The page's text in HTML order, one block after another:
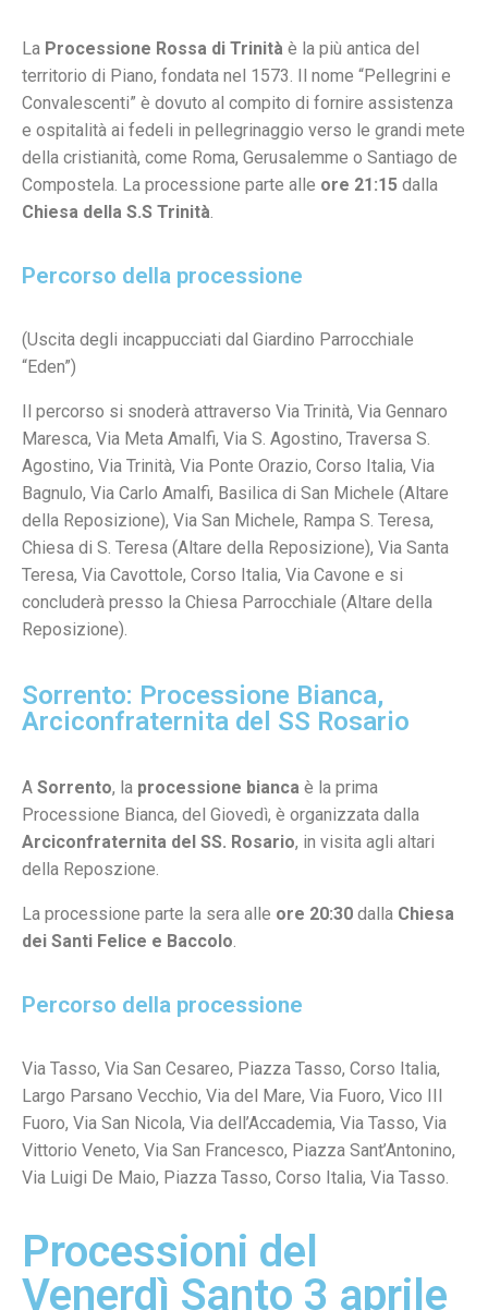
La Processione Rossa di Trinità è la più antica del
territorio di Piano, fondata nel 1573. Il nome “Pellegrini e
Convalescenti” è dovuto al compito di fornire assistenza
e ospitalità ai fedeli in pellegrinaggio verso le grandi mete
della cristianità, come Roma, Gerusalemme o Santiago de
Compostela. La processione parte alle ore 21:15 dalla
Chiesa della S.S Trinità.
Percorso della processione
(Uscita degli incappucciati dal Giardino Parrocchiale
“Eden”)
Il percorso si snoderà attraverso Via Trinità, Via Gennaro
Maresca, Via Meta Amalfi, Via S. Agostino, Traversa S.
Agostino, Via Trinità, Via Ponte Orazio, Corso Italia, Via
Bagnulo, Via Carlo Amalfi, Basilica di San Michele (Altare
della Reposizione), Via San Michele, Rampa S. Teresa,
Chiesa di S. Teresa (Altare della Reposizione), Via Santa
Teresa, Via Cavottole, Corso Italia, Via Cavone e si
concluderà presso la Chiesa Parrocchiale (Altare della
Reposizione).
Sorrento: Processione Bianca,
Arciconfraternita del SS Rosario
A Sorrento, la processione bianca è la prima
Processione Bianca, del Giovedì, è organizzata dalla
Arciconfraternita del SS. Rosario, in visita agli altari
della Reposzione.
La processione parte la sera alle ore 20:30 dalla Chiesa
dei Santi Felice e Baccolo.
Percorso della processione
Via Tasso, Via San Cesareo, Piazza Tasso, Corso Italia,
Largo Parsano Vecchio, Via del Mare, Via Fuoro, Vico III
Fuoro, Via San Nicola, Via dell’Accademia, Via Tasso, Via
Vittorio Veneto, Via San Francesco, Piazza Sant’Antonino,
Via Luigi De Maio, Piazza Tasso, Corso Italia, Via Tasso.
Processioni del
Venerdì Santo 3 aprile